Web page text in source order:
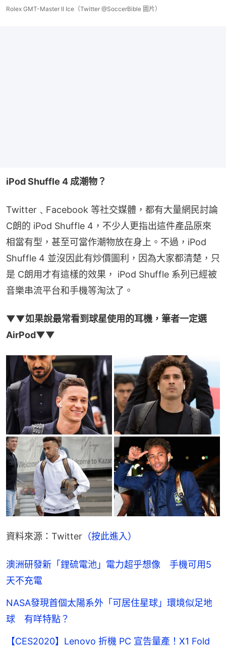
Rolex GMT-Master II Ice（Twitter @SoccerBible 圖片）
iPod Shuffle 4 成潮物？
Twitter﹑Facebook 等社交媒體，都有大量網民討論
C朗的 iPod Shuffle 4，不少人更指出這件產品原來
相當有型，甚至可當作潮物放在身上。不過，iPod
Shuffle 4 並沒因此有炒價圖利，因為大家都清楚，只
是 C朗用才有這樣的效果， iPod Shuffle 系列已經被
音樂串流平台和手機等淘汰了。
▼▼如果說最常看到球星使用的耳機，筆者一定選
AirPod▼▼
資料來源：Twitter （按此進入）
澳洲研發新「鋰硫電池」電力超乎想像 手機可用5
天不充電
NASA發現首個太陽系外「可居住星球」環境似足地
球 有咩特點？
【CES2020】Lenovo 折機 PC 宣告量產！X1 Fold